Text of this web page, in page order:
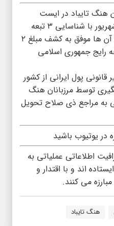
هنگ تایباد در ایست
بازرسی و کنترل مرزی هفده شهریور با شناسایی ۳ تبعه
افغان و بازرسی وسایل همراه آن ها موفق به کشف مبلغ ۲
ریال وجه رایج جمهوری اسلامی
پول ایرانی از کشور
توسط مرزبانان هنگ
به مراجع ذی صلاح تحویل
در یوتیوب باشید
اطلاعاتی عملیاتی به
اند و با اقتدار و
می کنند.
هنگ تایباد